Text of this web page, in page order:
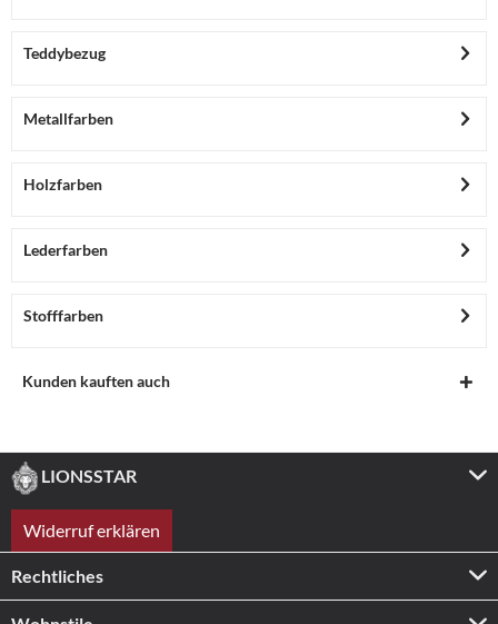
Teddybezug
Metallfarben
Holzfarben
Lederfarben
Stofffarben
Kunden kauften auch
LIONSSTAR
Widerruf erklären
Rechtliches